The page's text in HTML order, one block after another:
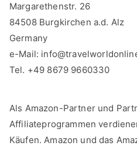
Margarethenstr. 26
84508 Burgkirchen a.d. Alz
Germany
e-Mail:
Tel. +49 8679 9660330
Als Amazon-Partner und
Affiliateprogrammen
Käufen. Amazon und das